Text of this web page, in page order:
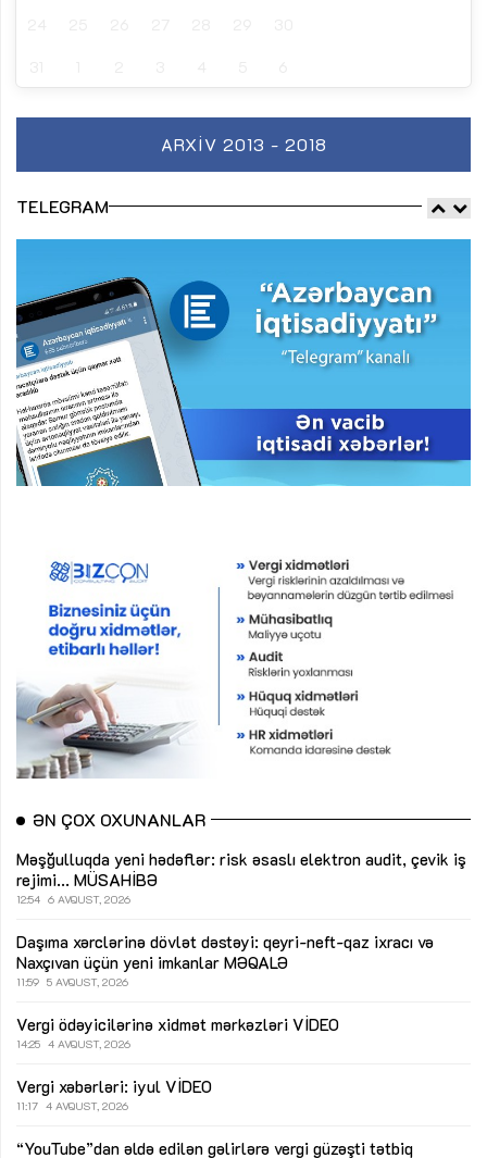
ARXIV 2013 - 2018
TELEGRAM
ƏN ÇOX OXUNANLAR
Məşğulluqda yeni hədəflər: risk əsaslı elektron audit, çevik iş
rejimi... MÜSAHİBƏ
12:54 6 AVQUST, 2026
Daşıma xərclərinə dövlət dəstəyi: qeyri-neft-qaz ixracı və
Naxçıvan üçün yeni imkanlar MƏQALƏ
11:59 5 AVQUST, 2026
Vergi ödəyicilərinə xidmət mərkəzləri VİDEO
14:25 4 AVQUST, 2026
Vergi xəbərləri: iyul VİDEO
11:17 4 AVQUST, 2026
“YouTube”dan əldə edilən gəlirlərə vergi güzəşti tətbiq